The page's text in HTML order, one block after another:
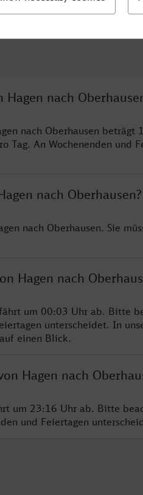
nach
nach Oberhausen beträgt
Tag. An Wochenenden und
nach Oberhausen?
nach Oberhausen. Sie
Hagen nach
um 00:03 Uhr ab. Bitte
unterscheidet. In
einen Blick.
Hagen nach
um 23:16 Uhr ab. Bitte
und Feiertagen